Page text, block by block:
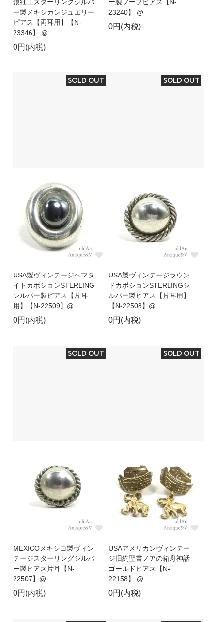
銀細工スターリングシルバ
ー製メキシカンジュエリー
ピアス【両耳用】【N-
23346】 @
0円(内税)
ー製フープピアス【N-
23240】 @
0円(内税)
SOLD OUT
USA製ヴィンテージヘマタ
イトカボションSTERLING
シルバー製ピアス【片耳
用】【N-22509】@
0円(内税)
SOLD OUT
USA製ヴィンテージラウン
ドカボションSTERLINGシ
ルバー製ピアス【片耳用】
【N-22508】@
0円(内税)
SOLD OUT
MEXICOメキシコ製ヴィン
テージスターリングシルバ
ー製ピアス片耳【N-
22507】@
0円(内税)
SOLD OUT
USAアメリカンヴィンテー
ジ旧約聖書ノアの箱舟神話
ゴールドピアス【N-
22158】 @
0円(内税)